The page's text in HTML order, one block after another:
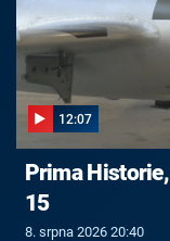
12:07
Prima
15
8. srpna 2026 20:40